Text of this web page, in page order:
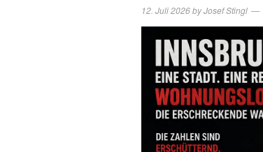
12. Juli 2026byJosef Stingl